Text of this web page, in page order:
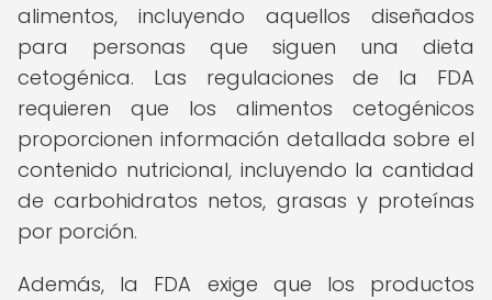
alimentos, incluyendo aquellos diseñados
para personas que siguen una dieta
cetogénica. Las regulaciones de la FDA
requieren que los alimentos cetogénicos
proporcionen información detallada sobre el
contenido nutricional, incluyendo la cantidad
de carbohidratos netos, grasas y proteínas
por porción.
Además, la FDA exige que los productos